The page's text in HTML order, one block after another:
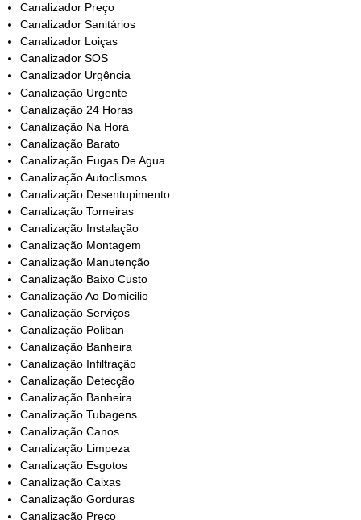
Canalizador Preço
Canalizador Sanitários
Canalizador Loiças
Canalizador SOS
Canalizador Urgência
Canalização Urgente
Canalização 24 Horas
Canalização Na Hora
Canalização Barato
Canalização Fugas De Agua
Canalização Autoclismos
Canalização Desentupimento
Canalização Torneiras
Canalização Instalação
Canalização Montagem
Canalização Manutenção
Canalização Baixo Custo
Canalização Ao Domicilio
Canalização Serviços
Canalização Poliban
Canalização Banheira
Canalização Infiltração
Canalização Detecção
Canalização Banheira
Canalização Tubagens
Canalização Canos
Canalização Limpeza
Canalização Esgotos
Canalização Caixas
Canalização Gorduras
Canalização Preço